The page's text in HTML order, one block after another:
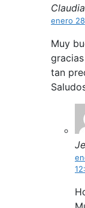
enero
Muy
tan